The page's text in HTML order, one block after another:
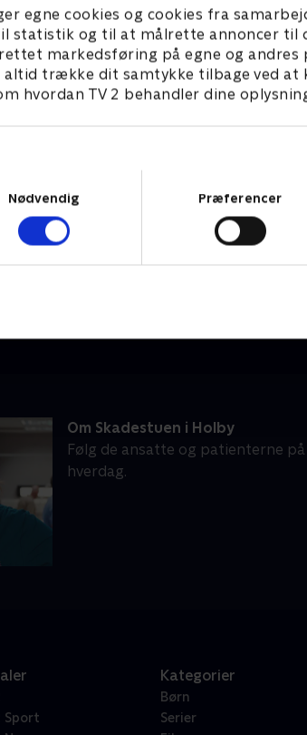
egne cookies og cookies fra
til statistik og til at målrette annoncer til
markedsføring på egne og
altid trække dit samtykke tilbage ved at
hvordan TV 2 behandler dine
Nødvendig
Præferencer
Om Skadestuen i Holby
Følg de ansatte og patienterne
hverdag.
Sport
Kategorier
Børn
Serier